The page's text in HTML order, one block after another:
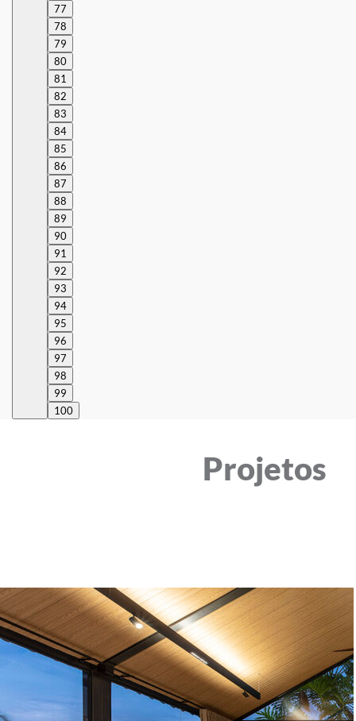
77
78
79
80
81
82
83
84
85
86
87
88
89
90
91
92
93
94
95
96
97
98
99
100
Projetos